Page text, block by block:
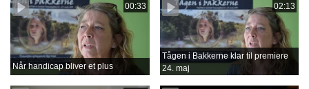
00:33
Når handicap bliver et plus
02:13
Tågen i Bakkerne klar til premiere
24. maj